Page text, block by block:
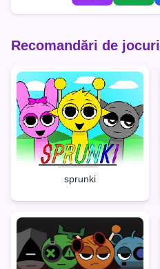
Recomandări de jocuri
sprunki